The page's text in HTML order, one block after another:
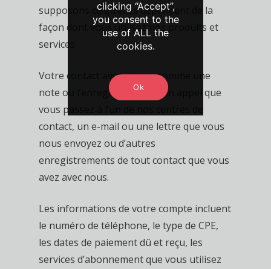
supposons ce qu’elles dépendent de la
façon dont vous utilisez nos produits et
services.
Votre contact avec nous – comme une
note ou l’enregistrement d’un appel que
vous passez à l’un de nos centres de
contact, un e-mail ou une lettre que vous
nous envoyez ou d’autres
enregistrements de tout contact que vous
avez avec nous.
Les informations de votre compte incluent
le numéro de téléphone, le type de CPE,
les dates de paiement dû et reçu, les
services d’abonnement que vous utilisez
clicking “Accept”,
you consent to the
use of ALL the
cookies.
Ok